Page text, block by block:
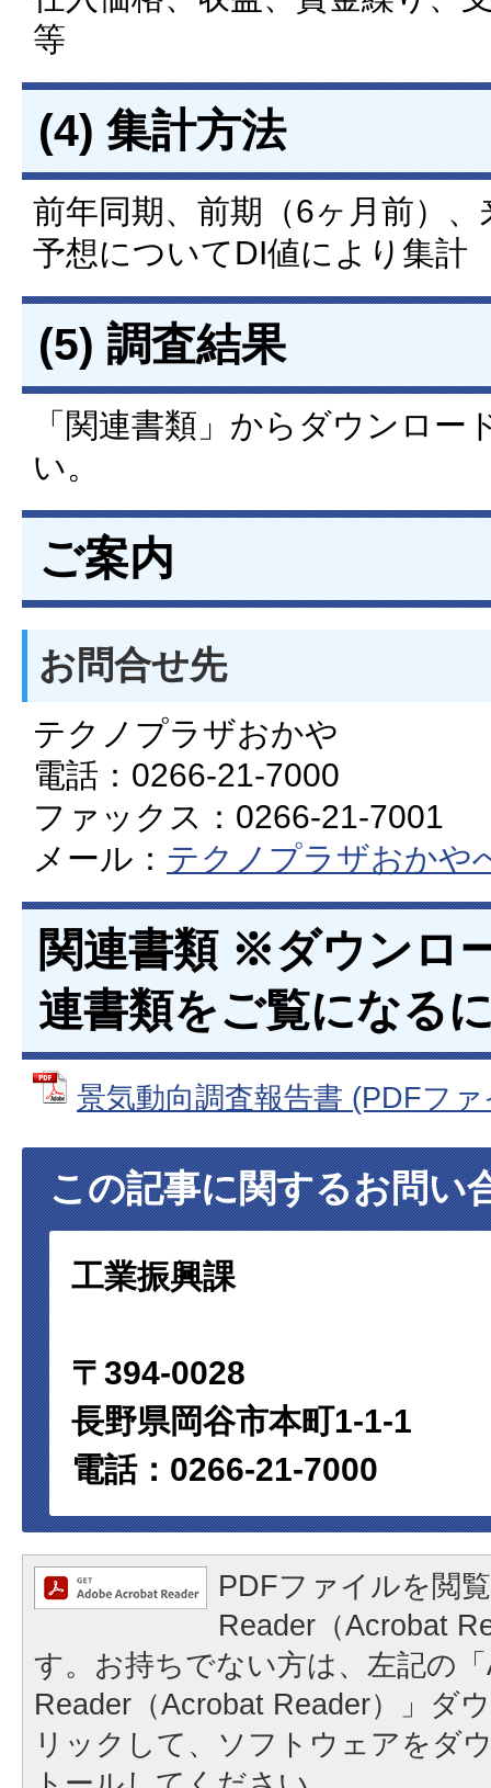
等
(4) 集計方法
前年同期、前期（6ヶ月前）
予想についてDI値により集計
(5) 調査結果
「関連書類」からダウンロー
い。
ご案内
お問合せ先
テクノプラザおかや
電話：0266-21-7000
ファックス：0266-21-7001
メール： テクノプラザおかや
関連書類 ※ダウンロ
連書類をご覧になる
景気動向調査報告書 (PDFフ
この記事に関するお問い
工業振興課
〒394-0028
長野県岡谷市本町1-1-1
電話：0266-21-7000
PDFファイルを閲
Reader（Acrobat
す。お持ちでない方は、左記の
Reader（Acrobat Reader）」ダ
リックして、ソフトウェアをダ